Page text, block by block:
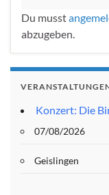
Du musst
abzugeben.
Konzert: Die
07/08/2026
Geislingen